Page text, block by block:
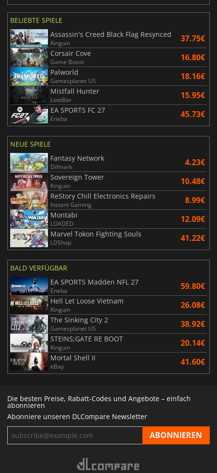
BELIEBTE SPIELE
Assassin's Creed Black Flag Resynced
Kinguin 37.75€
Corsair Cove
Game Boost 16.80€
Palworld
Gamesplanet US 18.16€
Mistfall Hunter
LootBar 15.95€
EA SPORTS FC 27
Eneba 45.73€
NEUE SPIELE
Fantasy Network
Difmark 4.23€
Sovereign Tower
Kinguin 10.48€
ReStory Chill Electronics Repairs
Instant Gaming 8.99€
Montabi
LOADED 12.09€
Marvel Tokon Fighting Souls
LDShop 41.22€
BALD VERFÜGBAR
EA SPORTS Madden NFL 27
Eneba 59.80€
Hell Let Loose Vietnam
Kinguin 26.08€
The Sinking City 2
Gamesplanet US 38.92€
STEINS;GATE RE BOOT
Kinguin 20.14€
Mortal Shell II
eBay 41.60€
Die besten Preise, Rabatt-Codes und Angebote – einfach
abonnieren
Abonniere unseren DLCompare Newsletter